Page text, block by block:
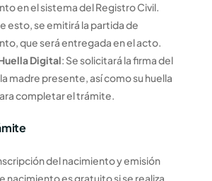
en el sistema del Registro Civil.
esto, se emitirá la partida de
que será entregada en el acto.
Digital: Se solicitará la firma del
madre presente, así como su huella
completar el trámite.
del nacimiento y emisión
nacimiento es gratuito si se realiza